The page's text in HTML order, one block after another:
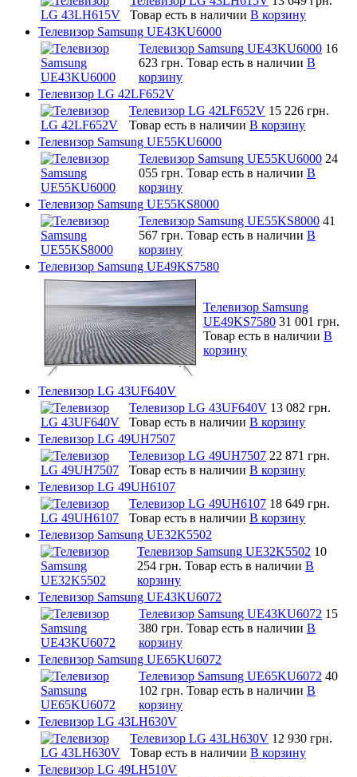
Товар есть в наличии В корзину
Телевизор Samsung UE43KU6000
Телевизор Samsung UE43KU6000 16
623 грн. Товар есть в наличии В
корзину
Телевизор LG 42LF652V
Телевизор LG 42LF652V 15 226 грн.
Товар есть в наличии В корзину
Телевизор Samsung UE55KU6000
Телевизор Samsung UE55KU6000 24
055 грн. Товар есть в наличии В
корзину
Телевизор Samsung UE55KS8000
Телевизор Samsung UE55KS8000 41
567 грн. Товар есть в наличии В
корзину
Телевизор Samsung UE49KS7580
Телевизор Samsung
UE49KS7580 31 001 грн.
Товар есть в наличии В
корзину
Телевизор LG 43UF640V
Телевизор LG 43UF640V 13 082 грн.
Товар есть в наличии В корзину
Телевизор LG 49UH7507
Телевизор LG 49UH7507 22 871 грн.
Товар есть в наличии В корзину
Телевизор LG 49UH6107
Телевизор LG 49UH6107 18 649 грн.
Товар есть в наличии В корзину
Телевизор Samsung UE32K5502
Телевизор Samsung UE32K5502 10
254 грн. Товар есть в наличии В
корзину
Телевизор Samsung UE43KU6072
Телевизор Samsung UE43KU6072 15
380 грн. Товар есть в наличии В
корзину
Телевизор Samsung UE65KU6072
Телевизор Samsung UE65KU6072 40
102 грн. Товар есть в наличии В
корзину
Телевизор LG 43LH630V
Телевизор LG 43LH630V 12 930 грн.
Товар есть в наличии В корзину
Телевизор LG 49LH510V